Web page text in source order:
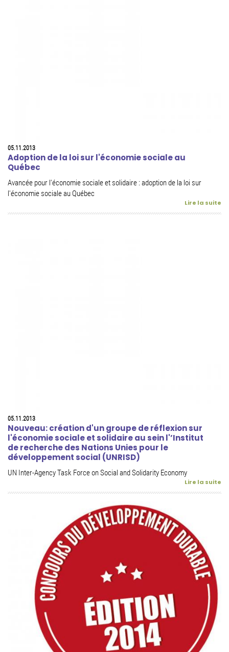
05.11.2013
Adoption de la loi sur l'économie sociale au
Québec
Avancée pour l'économie sociale et solidaire : adoption de la loi sur
l'économie sociale au Québec
Lire la suite
05.11.2013
Nouveau: création d'un groupe de réflexion sur
l'économie sociale et solidaire au sein l'’Institut
de recherche des Nations Unies pour le
développement social (UNRISD)
UN Inter-Agency Task Force on Social and Solidarity Economy
Lire la suite